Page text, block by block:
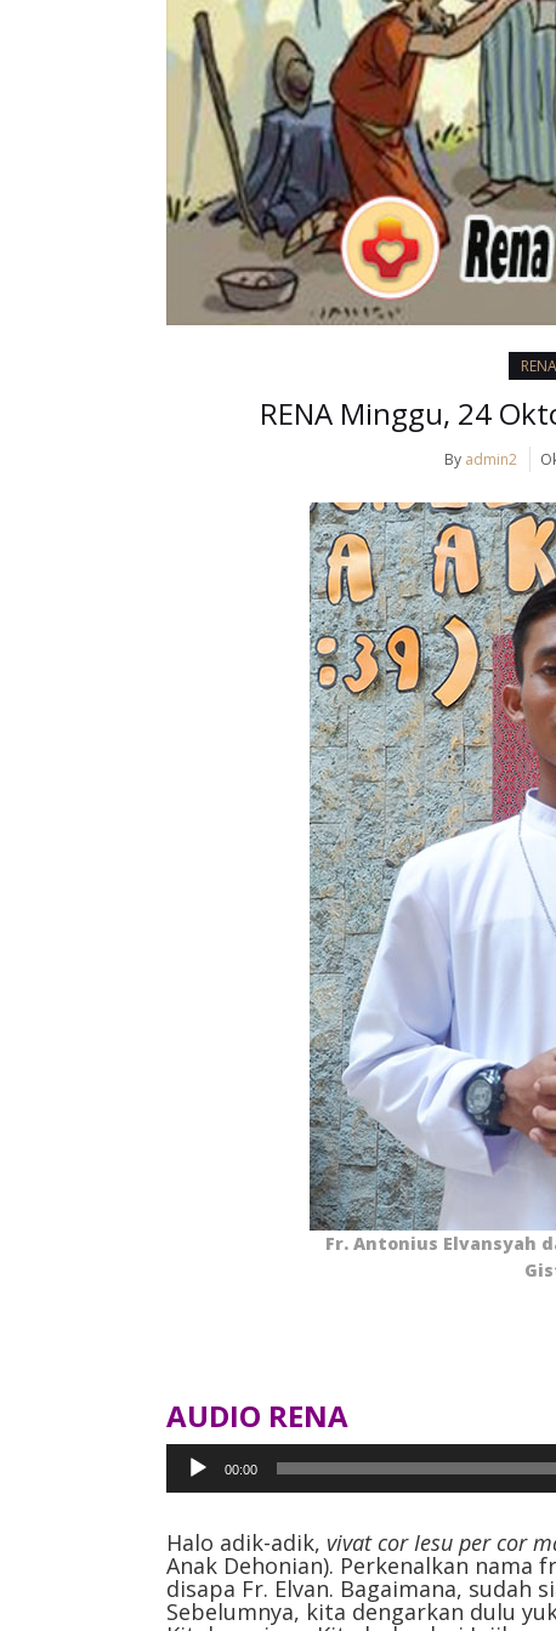
RENA Minggu, 24
By admin2
Fr. Antonius Elvansyah
AUDIO RENA
Pemutar
Audio
00:00
Halo adik-adik, vivat cor Iesu per cor
Anak Dehonian). Perkenalkan nama
disapa Fr. Elvan. Bagaimana, sudah
Sebelumnya, kita dengarkan dulu